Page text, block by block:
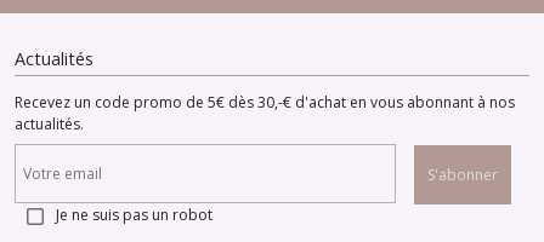
Actualités
Recevez un code promo de 5€ dès 30,-€ d'achat en vous abonnant à nos
actualités.
S'abonner
Je ne suis pas un robot